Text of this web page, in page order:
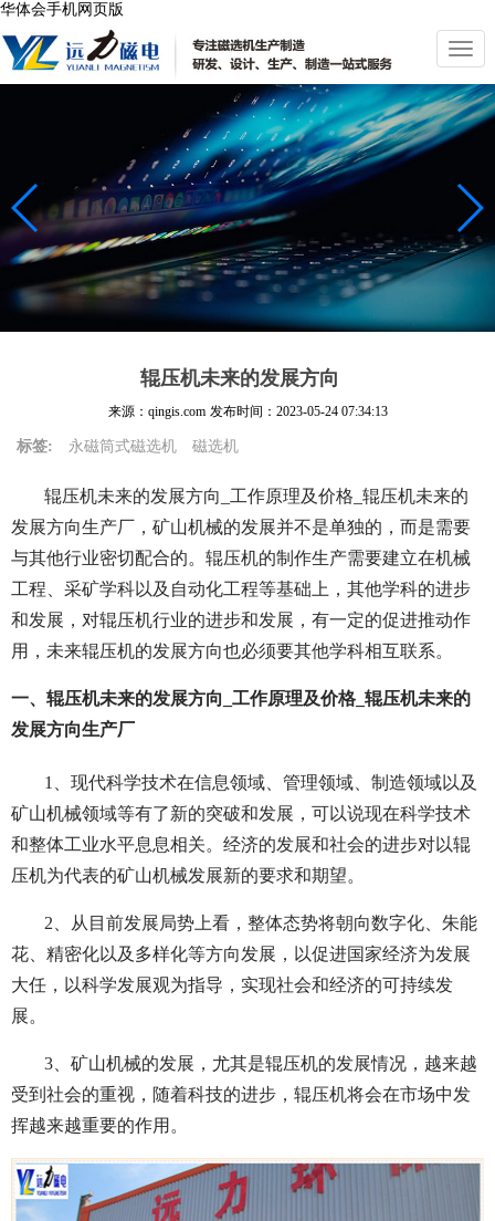
华体会手机网页版
切
换
导
航
辊压机未来的发展方向
来源：qingis.com 发布时间： 2023-05-24 07:34:13
标签: 永磁筒式磁选机 磁选机
辊压机未来的发展方向_工作原理及价格_辊压机未来的
发展方向生产厂，矿山机械的发展并不是单独的，而是需要
与其他行业密切配合的。辊压机的制作生产需要建立在机械
工程、采矿学科以及自动化工程等基础上，其他学科的进步
和发展，对辊压机行业的进步和发展，有一定的促进推动作
用，未来辊压机的发展方向也必须要其他学科相互联系。
一、辊压机未来的发展方向_工作原理及价格_辊压机未来的
发展方向生产厂
1、现代科学技术在信息领域、管理领域、制造领域以及
矿山机械领域等有了新的突破和发展，可以说现在科学技术
和整体工业水平息息相关。经济的发展和社会的进步对以辊
压机为代表的矿山机械发展新的要求和期望。
2、从目前发展局势上看，整体态势将朝向数字化、朱能
花、精密化以及多样化等方向发展，以促进国家经济为发展
大任，以科学发展观为指导，实现社会和经济的可持续发
展。
3、矿山机械的发展，尤其是辊压机的发展情况，越来越
受到社会的重视，随着科技的进步，辊压机将会在市场中发
挥越来越重要的作用。